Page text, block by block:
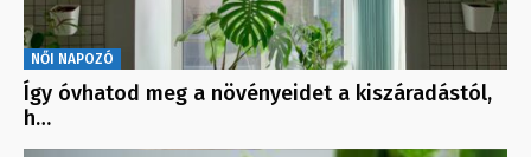
NŐI NAPOZÓ
Így óvhatod meg a növényeidet a kiszáradástól,
h…